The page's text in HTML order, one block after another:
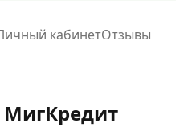
кабинетОтзывы